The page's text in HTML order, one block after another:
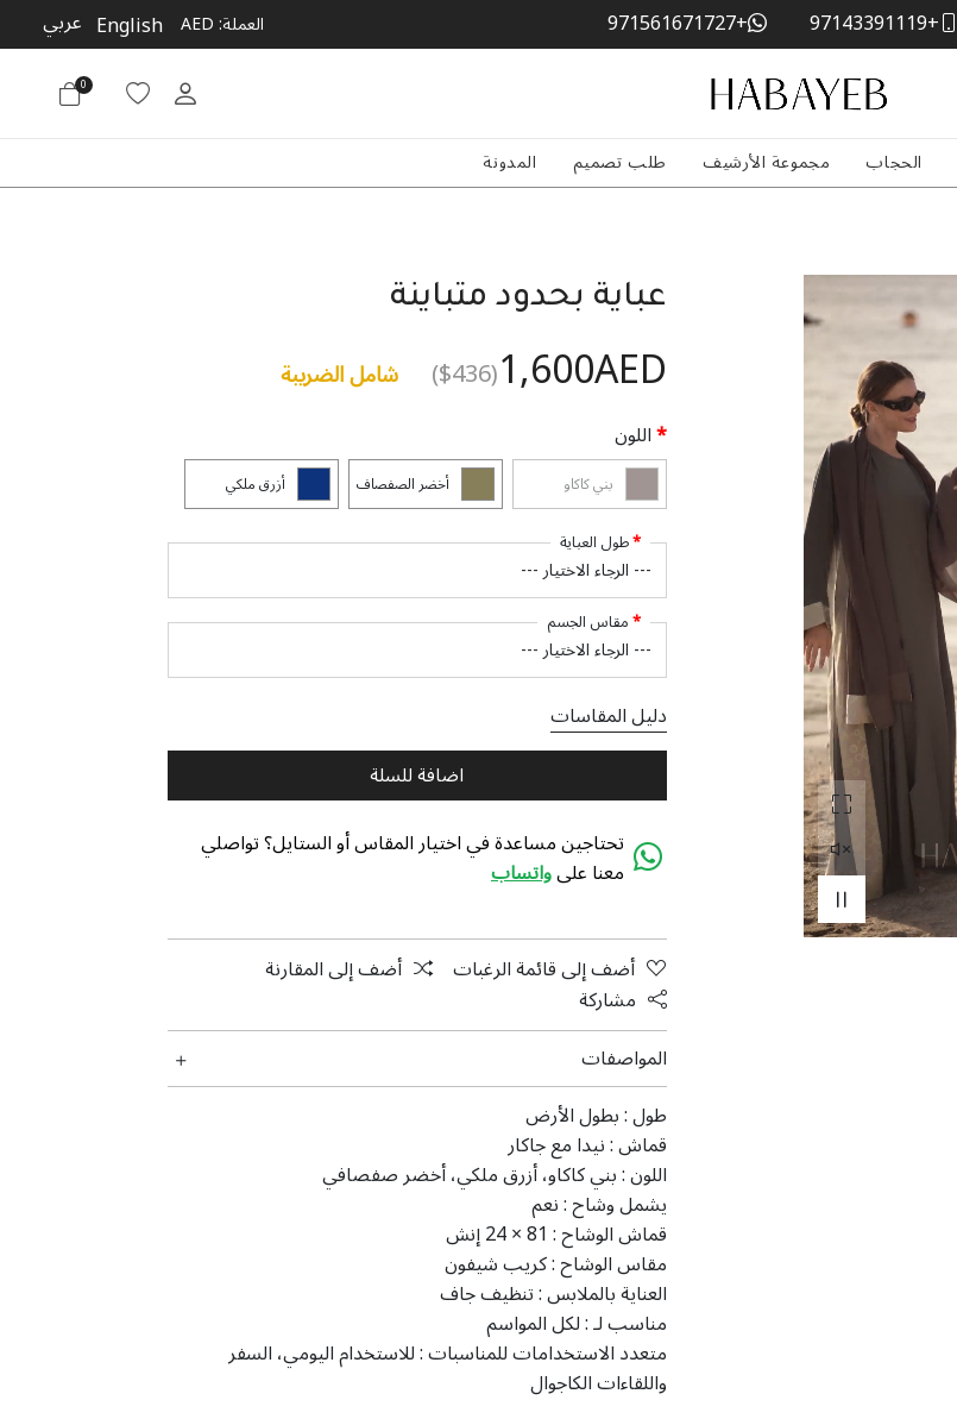
+97143391119
+971561671727 العملة:AED
English عربي
0
الحجاب مجموعة الأرشيف طلب تصميم المدونة
عباية بحدود متباينة
1,600AED
($436) شامل الضريبة
اللون
بني كاكاو أخضر الصفصاف أزرق ملكي
طول العباية
مقاس الجسم
دليل المقاسات
اضافة للسلة
تحتاجين مساعدة في اختيار المقاس أو الستايل؟ تواصلي
معنا علىواتساب
أضف إلى قائمة الرغبات أضف إلى المقارنة
مشاركة
المواصفات
طول :بطول الأرض
قماش :نيدا مع جاكار
اللون :بني كاكاو، أزرق ملكي، أخضر صفصافي
يشمل وشاح :نعم
قماش الوشاح :‎24 × 81 إنش
مقاس الوشاح :كريب شيفون
العناية بالملابس :تنظیف جاف
مناسب لـ :لكل المواسم
متعدد الاستخدامات للمناسبات :للاستخدام اليومي، السفر
واللقاءات الكاجوال